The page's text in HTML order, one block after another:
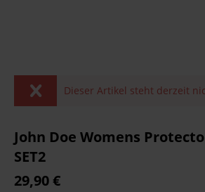
Dieser Artikel steht derzeit
John Doe Womens
SET2
29,90 €